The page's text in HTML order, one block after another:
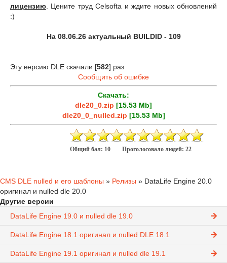
лицензию . Цените труд Celsofta и ждите новых обновлений
:)
На 08.06.26 актуальный BUILDID - 109
Эту версию DLE скачали [582] раз
Сообщить об ошибке
Скачать:
dle20_0.zip [15.53 Mb]
dle20_0_nulled.zip [15.53 Mb]
Общий бал: 10 Проголосовало людей:22
CMS DLE nulled и его шаблоны » Релизы » DataLife Engine 20.0
оригинал и nulled dle 20.0
Другие версии
DataLife Engine 19.0 и nulled dle 19.0
DataLife Engine 18.1 оригинал и nulled DLE 18.1
DataLife Engine 19.1 оригинал и nulled dle 19.1